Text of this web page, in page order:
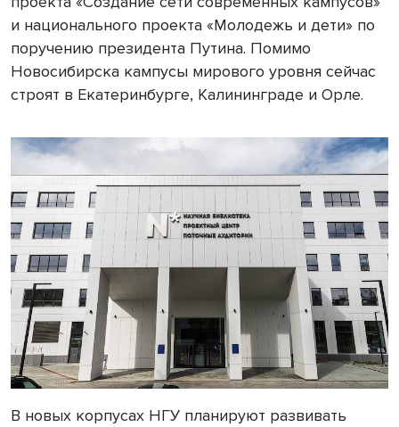
и национального проекта «Молодежь и дети» по
поручению президента Путина. Помимо
Новосибирска кампусы мирового уровня сейчас
строят в Екатеринбурге, Калининграде и Орле.
В новых корпусах НГУ планируют развивать